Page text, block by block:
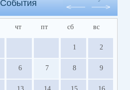
События
чт пт сб вс
1 2
6 7 8 9